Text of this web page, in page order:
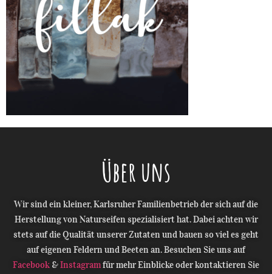
Über uns
Wir sind ein kleiner, Karlsruher Familienbetrieb der sich auf die
Herstellung von Naturseifen spezialisiert hat. Dabei achten wir
stets auf die Qualität unserer Zutaten und bauen so viel es geht
auf eigenen Feldern und Beeten an. Besuchen Sie uns auf
Facebook &Instagramfür mehr Einblicke oder kontaktieren Sie